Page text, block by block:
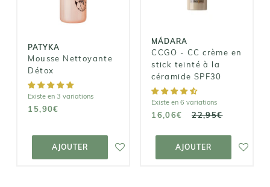
PATYKA
Mousse Nettoyante
Détox
Existe en 3 variations
15,90€
AJOUTER
15,90€
AJOUTER AU
PANIER
MÁDARA
CCGO - CC crème en
stick teinté à la
céramide SPF30
Existe en 6 variations
16,06€ 22,95€
AJOUTER
SPF30
AJOUTER AU
PANIER